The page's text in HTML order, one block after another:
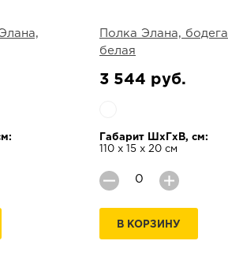
Полка Элана, бодега
белая
3 544 руб.
Габарит ШхГхВ, см:
110 х 15 х 20 см
В КОРЗИНУ